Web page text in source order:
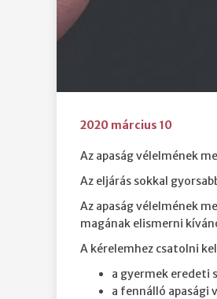
2020 március 10
Az apaság vélelmének
Az eljárás sokkal
Az apaság vélelmének
magának elismerni
A kérelemhez csatolni
a gyermek eredeti
a fennálló apasági